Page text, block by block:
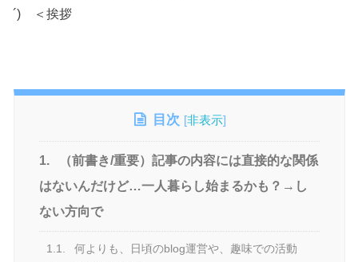
´)ゞ＜挨拶
目次 [非表示]
1.
（前書き/重要）記事の内容には直接的な関係
はないんだけど…一人暮らし始まるかも？→し
ない方向で
1.1.
何よりも、日頃のblog運営や、趣味での活動